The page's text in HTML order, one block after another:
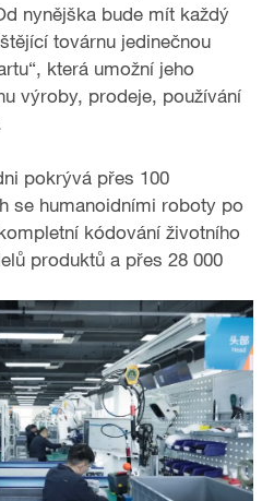
nynějška bude mít každý
továrnu jedinečnou
která umožní jeho
výroby, prodeje, používání
pokrývá přes 100
se humanoidními roboty po
kódování životního
produktů a přes 28 000